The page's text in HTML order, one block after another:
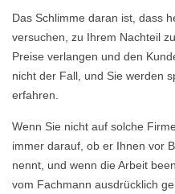
Das Schlimme daran ist, dass
versuchen, zu Ihrem Nachteil
Preise verlangen und den
nicht der Fall, und Sie werden
erfahren.
Wenn Sie nicht auf solche
immer darauf, ob er Ihnen vor
nennt, und wenn die Arbeit
vom Fachmann ausdrücklich